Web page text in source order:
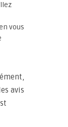
vous
avis